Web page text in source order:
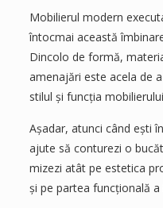
Mobilierul modern
întocmai această
Dincolo de formă,
amenajări este acela de
stilul și funcția
Așadar, atunci când ești
ajute să conturezi o
mizezi atât pe estetica
și pe partea funcțională